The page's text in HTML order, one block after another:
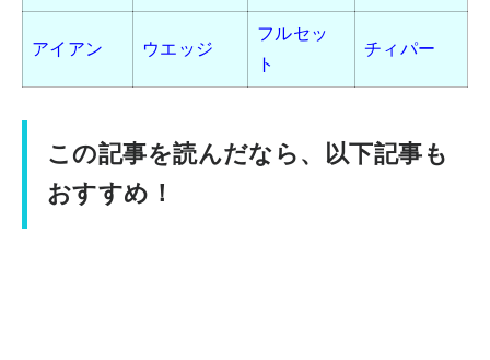
アイアン ウエッジ
フルセッ
ト
チィパー
この記事を読んだなら、以下記事も
おすすめ！